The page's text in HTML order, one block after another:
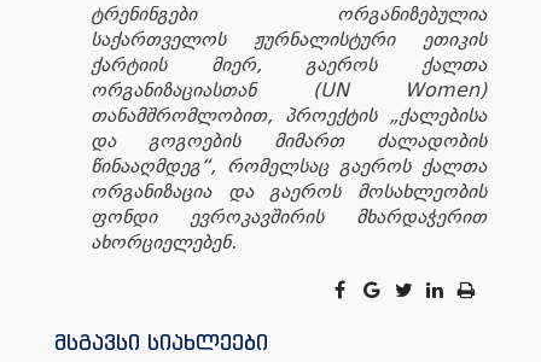
ტრენინგები ორგანიზებულია
საქართველოს ჟურნალისტური ეთიკის
ქარტიის მიერ, გაეროს ქალთა
ორგანიზაციასთან (UN Women)
თანამშრომლობით, პროექტის „ქალებისა
და გოგოების მიმართ ძალადობის
წინააღმდეგ“, რომელსაც გაეროს ქალთა
ორგანიზაცია და გაეროს მოსახლეობის
ფონდი ევროკავშირის მხარდაჭერით
ახორციელებენ.
მსგავსი სიახლეები